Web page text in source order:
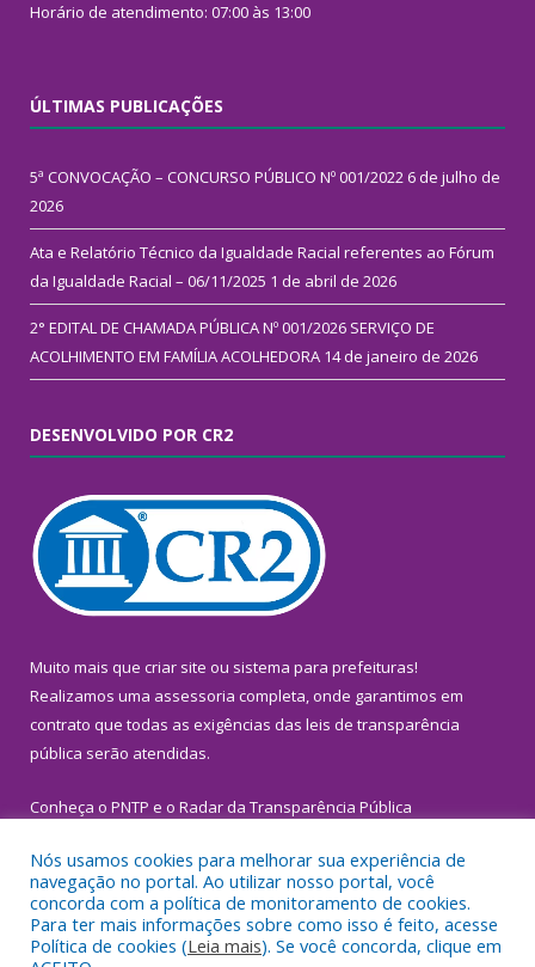
Horário de atendimento: 07:00 às 13:00
ÚLTIMAS PUBLICAÇÕES
5ª CONVOCAÇÃO – CONCURSO PÚBLICO Nº 001/2022 6 de julho de
2026
Ata e Relatório Técnico da Igualdade Racial referentes ao Fórum
da Igualdade Racial – 06/11/2025 1 de abril de 2026
2° EDITAL DE CHAMADA PÚBLICA Nº 001/2026 SERVIÇO DE
ACOLHIMENTO EM FAMÍLIA ACOLHEDORA 14 de janeiro de 2026
DESENVOLVIDO POR CR2
Muito mais que criar site ou sistema para prefeituras!
Realizamos uma assessoria completa, onde garantimos em
contrato que todas as exigências das leis de transparência
pública serão atendidas.
Conheça o PNTP e o Radar da Transparência Pública
Todos os direitos reservados a Prefeitura Municipal de
Inhangapi.
Nós usamos cookies para melhorar sua experiência de
navegação no portal. Ao utilizar nosso portal, você
concorda com a política de monitoramento de cookies.
Para ter mais informações sobre como isso é feito, acesse
Política de cookies (Leia mais). Se você concorda, clique em